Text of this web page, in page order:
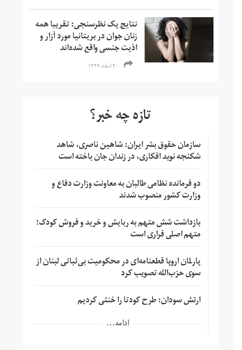
نتایج یک نظرسنجی: تقریبا همه
زنان جوان در بریتانیا مورد آزار و
اذیت جنسی واقع شده‌اند
۲۰ اسفند ۱۳۹۹
تازه چه خبر؟
سازمان حقوق بشر ایران: شاهین ناصری، شاهد
شکنجه نوید افکاری، در زندان جان باخته است
دو فرمانده نظامی طالبان به معاونت وزارت دفاع و
وزارت کشور منصوب شدند
بازداشت شش متهم به ربایش و خرید و فروش کودک؛
متهم اصلی فراری است
پارلمان اروپا قطعنامه‌ای در محکومیت بی‌ثباتی لبنان از
سوی حزب‌الله تصویب کرد
ارتش سودان: طرح کودتا را خنثی کردیم
ادامه...